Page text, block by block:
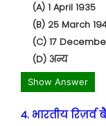
(A) 1 April 1935
(B) 25 March
(C) 17
(D) अन्य
Show Answer
4. भारतीय